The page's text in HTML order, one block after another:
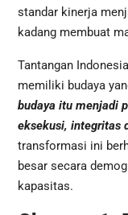
standar kinerja
kadang membuat
Tantangan
memiliki budaya
budaya itu menjadi
eksekusi, integritas
transformasi ini
besar secara
kapasitas.